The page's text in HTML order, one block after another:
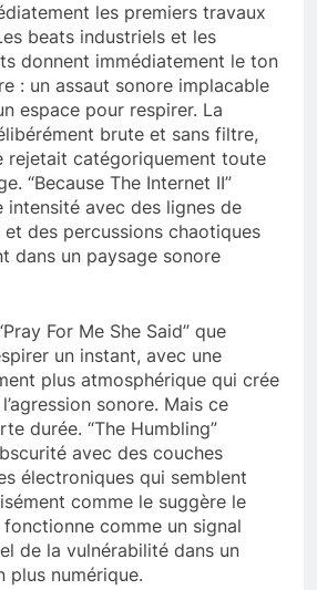
les premiers travaux
beats industriels et les
donnent immédiatement le ton
: un assaut sonore implacable
espace pour respirer. La
brute et sans filtre,
rejetait catégoriquement toute
“Because The Internet II”
intensité avec des lignes de
des percussions chaotiques
dans un paysage sonore
For Me She Said” que
un instant, avec une
plus atmosphérique qui crée
sonore. Mais ce
durée. “The Humbling”
avec des couches
électroniques qui semblent
comme le suggère le
comme un signal
de la vulnérabilité dans un
plus numérique.